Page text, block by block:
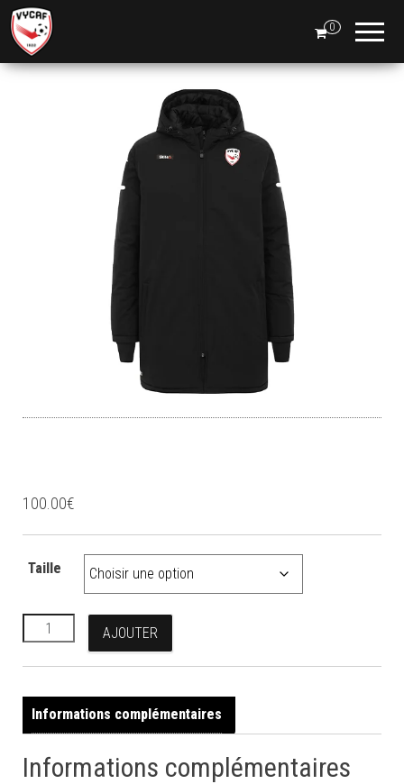
0
100.00€
Taille
quantité de Parka Skita Tech
AJOUTER
Informations complémentaires
Informations complémentaires